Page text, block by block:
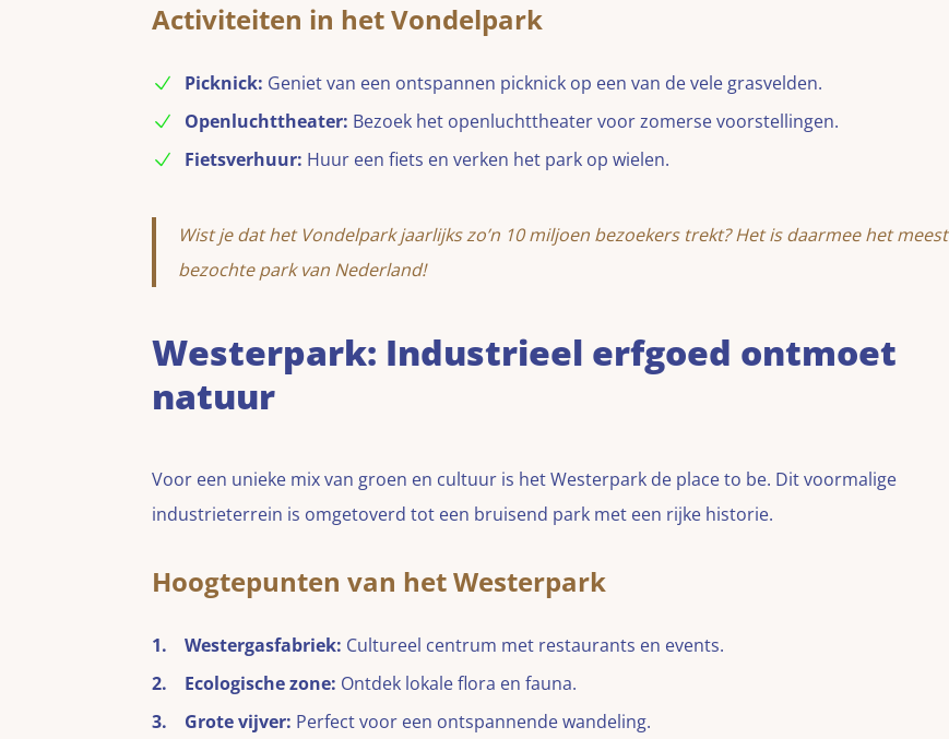
Activiteiten in het Vondelpark
Picknick: Geniet van een ontspannen picknick op een van de vele grasvelden.
Openluchttheater: Bezoek het openluchttheater voor zomerse voorstellingen.
Fietsverhuur: Huur een fiets en verken het park op wielen.
Wist je dat het Vondelpark jaarlijks zo’n 10 miljoen bezoekers trekt? Het is daarmee het meest
bezochte park van Nederland!
Westerpark: Industrieel erfgoed ontmoet
natuur
Voor een unieke mix van groen en cultuur is het Westerpark de place to be. Dit voormalige
industrieterrein is omgetoverd tot een bruisend park met een rijke historie.
Hoogtepunten van het Westerpark
Westergasfabriek: Cultureel centrum met restaurants en events.
Ecologische zone: Ontdek lokale flora en fauna.
Grote vijver: Perfect voor een ontspannende wandeling.